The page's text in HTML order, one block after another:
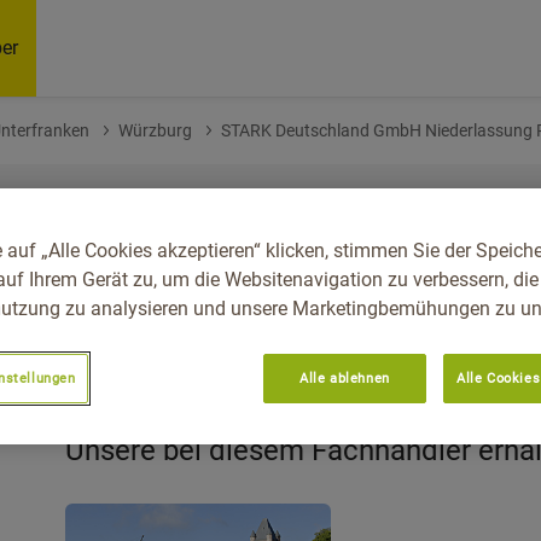
Würzburg STARK Deutschland GmbH Niederlassung
GmbH
Unsere bei diesem Fachhändler
auf „Alle Cookies akzeptieren“ klicken, stimmen Sie der
Ihrem Gerät zu, um die Websitenavigation zu verbessern, die
zu analysieren und unsere Marketingbemühungen zu
Alle ablehnen Alle